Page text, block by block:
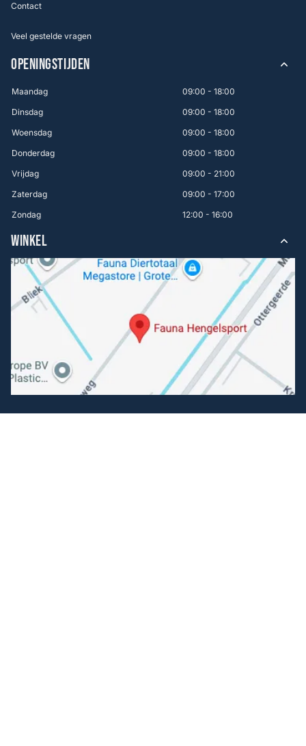
Contact
Veel gestelde vragen
OPENINGSTIJDEN
Maandag
09:00 - 18:00
Dinsdag
09:00 - 18:00
Woensdag
09:00 - 18:00
Donderdag
09:00 - 18:00
Vrijdag
09:00 - 21:00
Zaterdag
09:00 - 17:00
Zondag
12:00 - 16:00
WINKEL